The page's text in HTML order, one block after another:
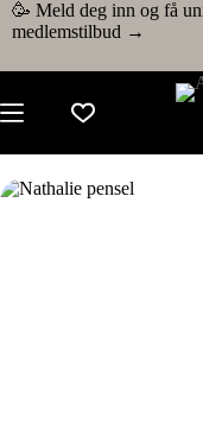
🥳 Meld deg inn og få
medlemstilbud →